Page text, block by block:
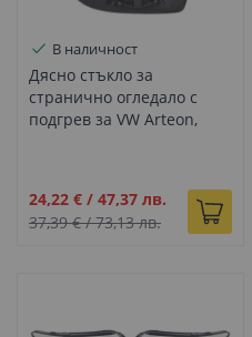
В наличност
Дясно стъкло за
странично огледало с
подгрев за VW Arteon,
Промо
цена
24,22 € / 47,37 лв.
37,39 €/73,13 лв.